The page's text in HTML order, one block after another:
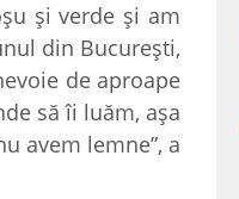
şi verde şi am
din Bucureşti,
de aproape
să îi luăm, aşa
avem lemne”, a